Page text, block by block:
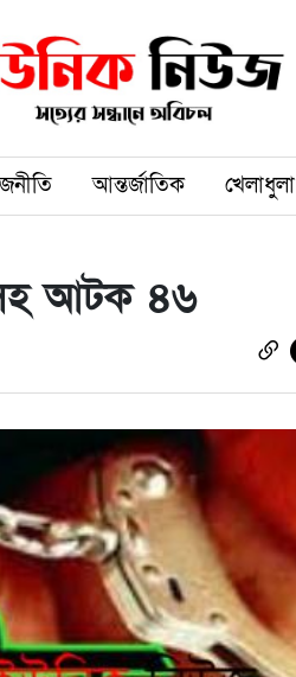
আন্তর্জাতিক খেলাধুলা
আটক ৪৬